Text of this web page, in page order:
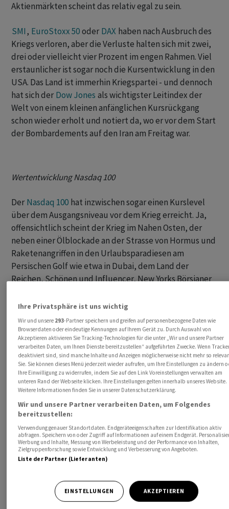
Aktienmärkten scheint das relativ egal zu sein.
SMI, EuroStoxx 50oder DAX haben nach Ausbruch des
Kriegs verloren, aber die Verluste halten sich mit zwei,
drei oder vielleicht vier Prozent im engen Rahmen. Viel
erstaunlicher ist sogar noch die Kursentwicklung in den
USA. Das Land ist immerhin Kriegspartei - und dennoch
hat sich der Dow Jones als wichtigster Leitindex der
Welt von einem kleinen anfänglichen Kursrückgang
schon wieder erholt und notiert da, wo er vor dem Start
der Bombardements auf den Iran am Freitag war.
Wertentwicklung Nasdaq 100
Der Nasdaq 100 hat inzwischen sogar einen Kurslevel
über dem Ausgangsniveau vor dem Krieg erreicht. Ja,
offensichtlich scheint der Krieg im Nahen Osten, der
neben einer Ölblockade an der Strasse von Hormus und
Raketenangriffen in den Urlaubsparadiesen am
Persischen Golf wie etwa in Dubai, dem Land der
Reichen, Schönen und Influencer, New Yorks Börsianer
Das mag mit der Flucht von Anlegern in Kriegs-Zeiten in
den als relativ sicheren US-Hafen begründet sein, hat
aber auch fundamentale Gründe. Denn die letzte
Berichtsaison mit den Zahlen zum vierten Quartal 2025
lagen am US-Aktienmarkt erneut deutlich über der
Erwartung der Analysten.
So konnten imS&P 500– in dem Index sind auch die
grossenNasdaq-Schwergewichte wie
Microsoft,Nvidia,TeslaoderAlphabet– rund drei
Viertel der Index-Mitglieder zwischen Oktober und
Dezember 2025 bei Umsatz und Gewinn die
Gewinnwachstum lag im Durchschnitt mit knapp 15
Prozent fast doppelt so hoch wie erwartet worden war.
Ihre Privatsphäre ist uns wichtig
Wir und unsere 293-Partner speichern und greifen auf personenbezogene Daten wie
Browserdaten oder eindeutige Kennungen auf Ihrem Gerät zu. Durch Auswahl von
Akzeptieren aktivieren Sie Tracking-Technologien für die unter „Wir und unsere Partner
verarbeiten Daten, um Ihnen Dienste bereitzustellen“ aufgeführten Zwecke. Wenn
deaktiviert sind, sind manche Inhalte und Anzeigen möglicherweise nicht mehr so
Sie. Sie können dieses Menü jederzeit wieder aufrufen, um Ihre Einstellungen zu ändern
Ihre Einwilligung zu widerrufen, indem Sie auf den Link Voreinstellungen verwalten am
unteren Rand der Webseite klicken. Ihre Einstellungen gelten innerhalb unseres Website.
Weitere Informationen finden Sie in unserer Datenschutzerklärung.
Wir und unsere Partner verarbeiten Daten, um Folgendes
bereitzustellen:
Verwendung genauer Standortdaten. Endgeräteeigenschaften zur Identifikation aktiv
abfragen. Speichern von oder Zugriff auf Informationen auf einem Endgerät.
Werbung und Inhalte, Messung von Werbeleistung und der Performance von Inhalten,
Zielgruppenforschung sowie Entwicklung und Verbesserung von Angeboten.
Liste der Partner (Lieferanten)
EINSTELLUNGEN AKZEPTIEREN